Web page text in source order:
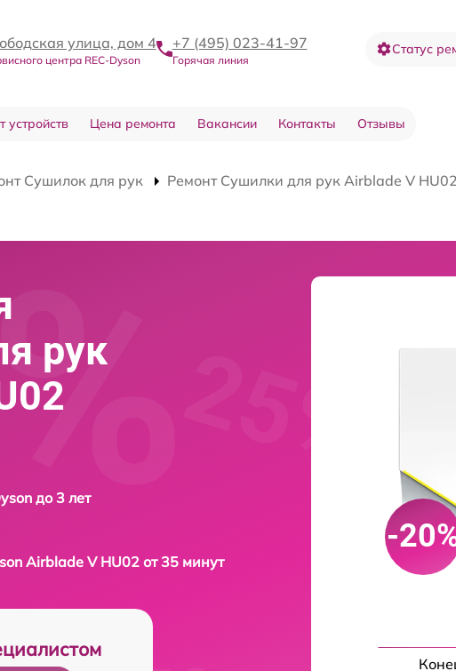
улица, дом 4
центра REC-Dyson
+7 (495) 023-41-97
Горячая линия
Статус
устройств Цена ремонта Вакансии Контакты Отзывы
Сушилок для рук
Ремонт Сушилки для рук Airblade V HU02
рук
до 3 лет
Airblade V HU02 от 35 минут
-